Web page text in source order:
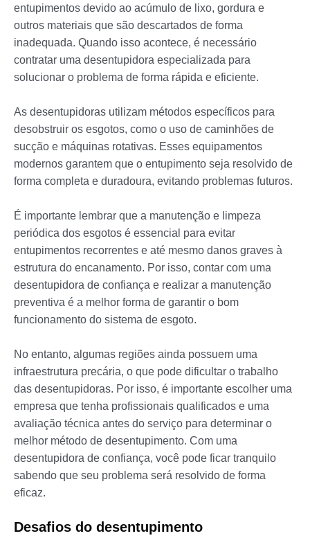
entupimentos devido ao acúmulo de lixo, gordura e
outros materiais que são descartados de forma
inadequada. Quando isso acontece, é necessário
contratar uma desentupidora especializada para
solucionar o problema de forma rápida e eficiente.
As desentupidoras utilizam métodos específicos para
desobstruir os esgotos, como o uso de caminhões de
sucção e máquinas rotativas. Esses equipamentos
modernos garantem que o entupimento seja resolvido de
forma completa e duradoura, evitando problemas futuros.
É importante lembrar que a manutenção e limpeza
periódica dos esgotos é essencial para evitar
entupimentos recorrentes e até mesmo danos graves à
estrutura do encanamento. Por isso, contar com uma
desentupidora de confiança e realizar a manutenção
preventiva é a melhor forma de garantir o bom
funcionamento do sistema de esgoto.
No entanto, algumas regiões ainda possuem uma
infraestrutura precária, o que pode dificultar o trabalho
das desentupidoras. Por isso, é importante escolher uma
empresa que tenha profissionais qualificados e uma
avaliação técnica antes do serviço para determinar o
melhor método de desentupimento. Com uma
desentupidora de confiança, você pode ficar tranquilo
sabendo que seu problema será resolvido de forma
eficaz.
Desafios do desentupimento